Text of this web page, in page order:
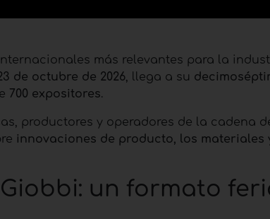
más relevantes para la
de octubre de 2026, llega a su
700 expositores.
productores y operadores de la cadena
innovaciones de producto, los materiales
un formato